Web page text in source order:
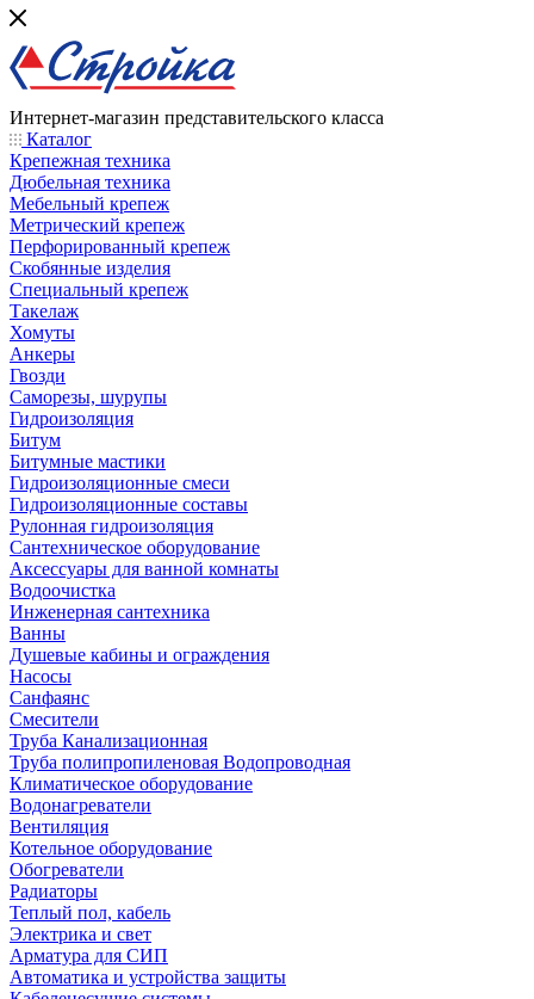
Интернет-магазин представительского класса
Каталог
Крепежная техника
Дюбельная техника
Мебельный крепеж
Метрический крепеж
Перфорированный крепеж
Скобянные изделия
Специальный крепеж
Такелаж
Хомуты
Анкеры
Гвозди
Саморезы, шурупы
Гидроизоляция
Битум
Битумные мастики
Гидроизоляционные смеси
Гидроизоляционные составы
Рулонная гидроизоляция
Сантехническое оборудование
Аксессуары для ванной комнаты
Водоочистка
Инженерная сантехника
Ванны
Душевые кабины и ограждения
Насосы
Санфаянс
Смесители
Труба Канализационная
Труба полипропиленовая Водопроводная
Климатическое оборудование
Водонагреватели
Вентиляция
Котельное оборудование
Обогреватели
Радиаторы
Теплый пол, кабель
Электрика и свет
Арматура для СИП
Автоматика и устройства защиты